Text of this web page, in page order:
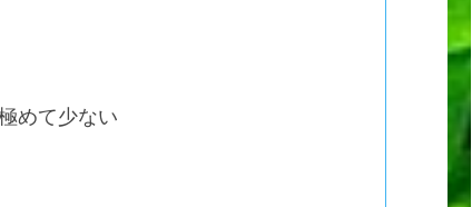
めて少ない